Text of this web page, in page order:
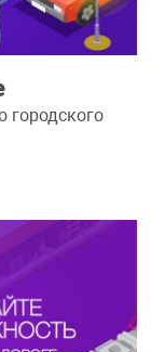
городского